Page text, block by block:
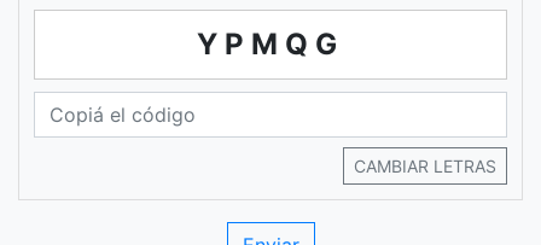
YPMQG
CAMBIAR LETRAS